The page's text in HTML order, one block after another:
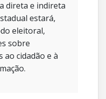
direta e indireta
estará,
eleitoral,
sobre
ao cidadão e à